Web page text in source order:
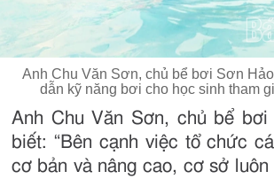
Anh Chu Văn Sơn, chủ bể bơi Sơn
dẫn kỹ năng bơi cho học sinh tham
Anh Chu Văn Sơn, chủ bể bơi
biết: “Bên cạnh việc tổ chức
cơ bản và nâng cao, cơ sở